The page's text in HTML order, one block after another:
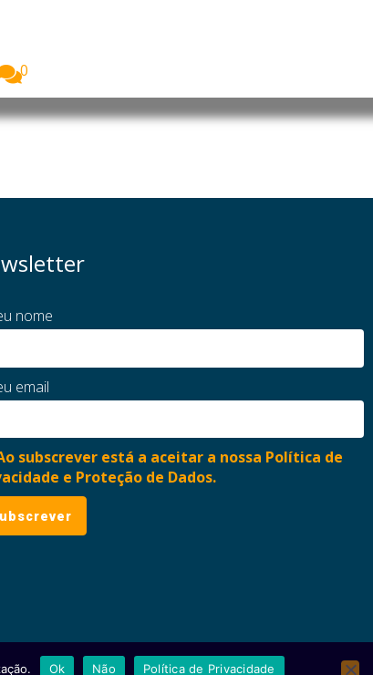
0
nome
email
subscrever está a aceitar a nossa Política de
e Proteção de Dados.
de Privacidade e Proteção de Dados
Ok Não Política de Privacidade